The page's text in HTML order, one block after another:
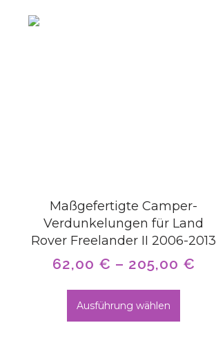
Maßgefertigte Camper-
Verdunkelungen für Land
Rover Freelander II 2006-2013
62,00 € – 205,00 €
Ausführung wählen